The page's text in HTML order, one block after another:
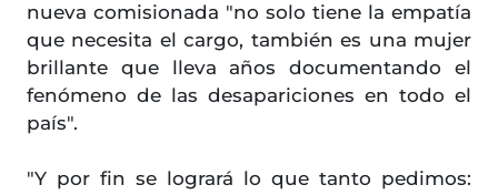
nueva comisionada "no solo tiene la empatía
que necesita el cargo, también es una mujer
brillante que lleva años documentando el
fenómeno de las desapariciones en todo el
país".
"Y por fin se logrará lo que tanto pedimos: